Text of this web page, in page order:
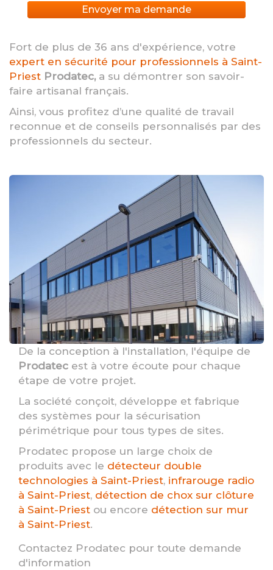
Envoyer ma demande
Fort de plus de 36 ans d'expérience, votre
expert en sécurité pour professionnels à Saint-
Priest Prodatec, a su démontrer son savoir-
faire artisanal français.
Ainsi, vous profitez d’une qualité de travail
reconnue et de conseils personnalisés par des
professionnels du secteur.
De la conception à l'installation, l'équipe de
Prodatec est à votre écoute pour chaque
étape de votre projet.
La société conçoit, développe et fabrique
des systèmes pour la sécurisation
périmétrique pour tous types de sites.
Prodatec propose un large choix de
produits avec le détecteur double
technologies à Saint-Priest, infrarouge radio
à Saint-Priest, détection de chox sur clôture
à Saint-Priest ou encore détection sur mur
à Saint-Priest.
Contactez Prodatec pour toute demande
d'information